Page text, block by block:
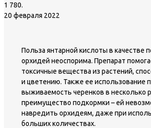
1 780.
20 февраля 2022
Польза янтарной кислоты в качестве
орхидей неоспорима. Препарат
токсичные вещества из растений,
и цветению. Также ее использование
выживаемость черенков в несколько
преимущество подкормки – ей
навредить орхидеям, даже при
больших количествах.